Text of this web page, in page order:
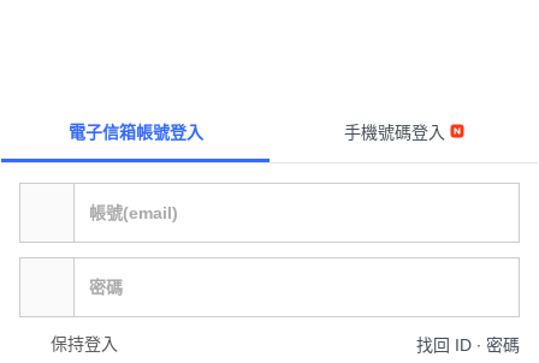
電子信箱帳號登入 手機號碼登入
保持登入 找回 ID ∙ 密碼